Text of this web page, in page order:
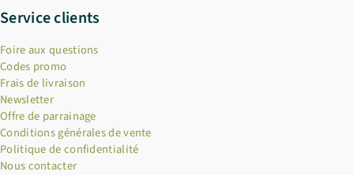
Service clients
Foire aux questions
Codes promo
Frais de livraison
Newsletter
Offre de parrainage
Conditions générales de vente
Politique de confidentialité
Nous contacter